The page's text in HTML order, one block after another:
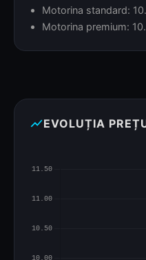
Motorina standard:
Motorina premium:
show_chartEVOLUȚIA